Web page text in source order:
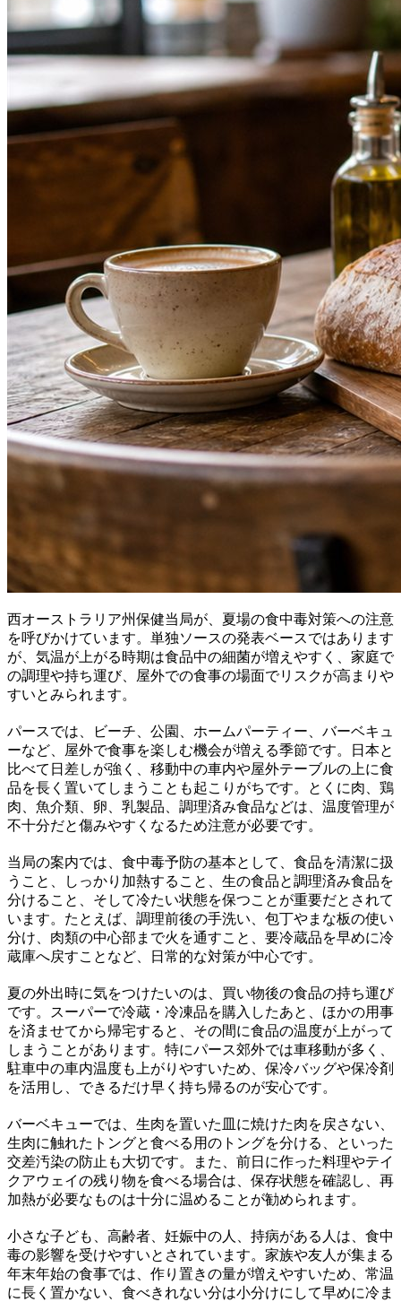
西オーストラリア州保健当局が、夏場の食中毒対策への注意
を呼びかけています。単独ソースの発表ベースではあります
が、気温が上がる時期は食品中の細菌が増えやすく、家庭で
の調理や持ち運び、屋外での食事の場面でリスクが高まりや
すいとみられます。
パースでは、ビーチ、公園、ホームパーティー、バーベキュ
ーなど、屋外で食事を楽しむ機会が増える季節です。日本と
比べて日差しが強く、移動中の車内や屋外テーブルの上に食
品を長く置いてしまうことも起こりがちです。とくに肉、鶏
肉、魚介類、卵、乳製品、調理済み食品などは、温度管理が
不十分だと傷みやすくなるため注意が必要です。
当局の案内では、食中毒予防の基本として、食品を清潔に扱
うこと、しっかり加熱すること、生の食品と調理済み食品を
分けること、そして冷たい状態を保つことが重要だとされて
います。たとえば、調理前後の手洗い、包丁やまな板の使い
分け、肉類の中心部まで火を通すこと、要冷蔵品を早めに冷
蔵庫へ戻すことなど、日常的な対策が中心です。
夏の外出時に気をつけたいのは、買い物後の食品の持ち運び
です。スーパーで冷蔵・冷凍品を購入したあと、ほかの用事
を済ませてから帰宅すると、その間に食品の温度が上がって
しまうことがあります。特にパース郊外では車移動が多く、
駐車中の車内温度も上がりやすいため、保冷バッグや保冷剤
を活用し、できるだけ早く持ち帰るのが安心です。
バーベキューでは、生肉を置いた皿に焼けた肉を戻さない、
生肉に触れたトングと食べる用のトングを分ける、といった
交差汚染の防止も大切です。また、前日に作った料理やテイ
クアウェイの残り物を食べる場合は、保存状態を確認し、再
加熱が必要なものは十分に温めることが勧められます。
小さな子ども、高齢者、妊娠中の人、持病がある人は、食中
毒の影響を受けやすいとされています。家族や友人が集まる
年末年始の食事では、作り置きの量が増えやすいため、常温
に長く置かない、食べきれない分は小分けにして早めに冷ま